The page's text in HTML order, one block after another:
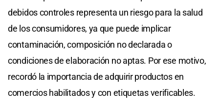
debidos controles representa un riesgo para la salud
de los consumidores, ya que puede implicar
contaminación, composición no declarada o
condiciones de elaboración no aptas. Por ese motivo,
recordó la importancia de adquirir productos en
comercios habilitados y con etiquetas verificables.